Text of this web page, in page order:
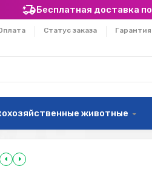
Бесплатная доставка
Статус заказа
животные